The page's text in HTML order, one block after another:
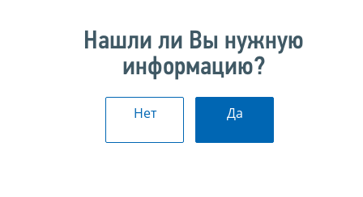
Нашли ли Вы нужную
информацию?
Нет Да